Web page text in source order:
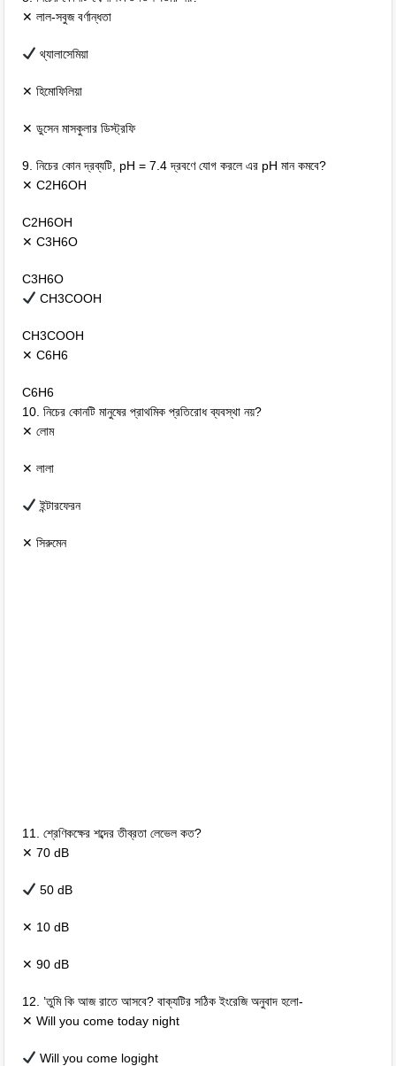
✕ লাল-সবুজ বর্ণান্ধতা
থ্যালাসেমিয়া
✕ হিমোফিলিয়া
✕ ডুসেন মাসকুলার ডিস্ট্রফি
9. নিচের কোন দ্রব্যটি, pH = 7.4 দ্রবণে যোগ করলে এর pH মান কমবে?
✕ C2H6OH
C2H6OH
✕ C3H6O
C3H6O
CH3COOH
CH3COOH
✕ C6H6
C6H6
10. নিচের কোনটি মানুষের প্রাথমিক প্রতিরোধ ব্যবস্থা নয়?
✕ লোম
✕ লালা
ইন্টারফেরন
✕ সিরুমেন
11. শ্রেণিকক্ষের শব্দের তীব্রতা লেভেল কত?
✕ 70 dB
50 dB
✕ 10 dB
✕ 90 dB
12. ’তুমি কি আজ রাতে আসবে? বাক্যটির সঠিক ইংরেজি অনুবাদ হলো-
✕ Will you come today night
Will you come logight